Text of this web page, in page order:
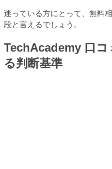
迷っている方にとって、無料
段と言えるでしょう。
TechAcademy 口コ
る判断基準